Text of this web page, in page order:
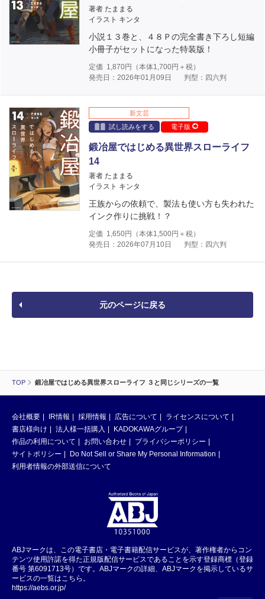
TOP 鍛冶屋ではじめる異世界スローライフ ３と同じシリーズの一覧
著者 たままる
イラスト キンタ
小説１３巻と、４８Ｐの完全書き下ろし短編
小冊子がセットになった特装版！
定価 1,870円（本体1,700円＋税）
発売日：2026年01月09日
判型：四六判
新文芸
試し読みをする
電子版
鍛冶屋ではじめる異世界スローライフ
14
著者 たままる
イラスト キンタ
王族からの依頼で、製法も使い方も失われた
インク作りに挑戦！？
定価 1,650円（本体1,500円＋税）
発売日：2026年07月10日
判型：四六判
元のページに戻る
会社概要 IR情報 採用情報 広告について
ライセンスについて
書店様向け
法人様一括購入
KADOKAWAグループ
作品の利用について
お問い合わせ
プライバシーポリシー
サイトポリシー
Do Not Sell or Share My Personal Information
利用者情報の外部送信について
ABJマークは、この電子書店・電子書籍配信サービスが、著作権者からコン
テンツ使用許諾を得た正規版配信サービスであることを示す登録商標（登録
番号 第6091713号）です。ABJマークの詳細、ABJマークを掲示しているサ
ービスの一覧はこちら。
https://aebs.or.jp/